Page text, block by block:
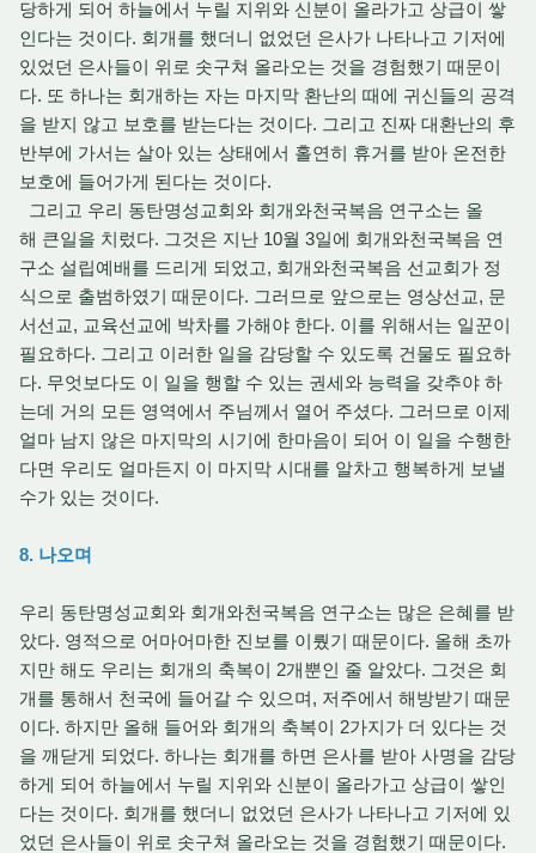
당하게 되어 하늘에서 누릴 지위와 신분이 올라가고 상급이 쌓
인다는 것이다. 회개를 했더니 없었던 은사가 나타나고 기저에
있었던 은사들이 위로 솟구쳐 올라오는 것을 경험했기 때문이
다. 또 하나는 회개하는 자는 마지막 환난의 때에 귀신들의 공격
을 받지 않고 보호를 받는다는 것이다. 그리고 진짜 대환난의 후
반부에 가서는 살아 있는 상태에서 홀연히 휴거를 받아 온전한
보호에 들어가게 된다는 것이다.
그리고 우리 동탄명성교회와 회개와천국복음 연구소는 올
해 큰일을 치렀다. 그것은 지난 10월 3일에 회개와천국복음 연
구소 설립예배를 드리게 되었고, 회개와천국복음 선교회가 정
식으로 출범하였기 때문이다. 그러므로 앞으로는 영상선교, 문
서선교, 교육선교에 박차를 가해야 한다. 이를 위해서는 일꾼이
필요하다. 그리고 이러한 일을 감당할 수 있도록 건물도 필요하
다. 무엇보다도 이 일을 행할 수 있는 권세와 능력을 갖추야 하
는데 거의 모든 영역에서 주님께서 열어 주셨다. 그러므로 이제
얼마 남지 않은 마지막의 시기에 한마음이 되어 이 일을 수행한
다면 우리도 얼마든지 이 마지막 시대를 알차고 행복하게 보낼
수가 있는 것이다.
8. 나오며
우리 동탄명성교회와 회개와천국복음 연구소는 많은 은혜를 받
았다. 영적으로 어마어마한 진보를 이뤘기 때문이다. 올해 초까
지만 해도 우리는 회개의 축복이 2개뿐인 줄 알았다. 그것은 회
개를 통해서 천국에 들어갈 수 있으며, 저주에서 해방받기 때문
이다. 하지만 올해 들어와 회개의 축복이 2가지가 더 있다는 것
을 깨닫게 되었다. 하나는 회개를 하면 은사를 받아 사명을 감당
하게 되어 하늘에서 누릴 지위와 신분이 올라가고 상급이 쌓인
다는 것이다. 회개를 했더니 없었던 은사가 나타나고 기저에 있
었던 은사들이 위로 솟구쳐 올라오는 것을 경험했기 때문이다.